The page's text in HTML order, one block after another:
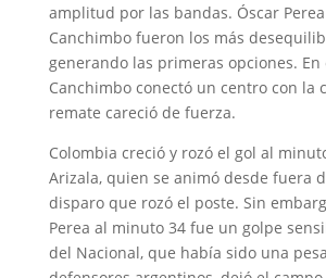
amplitud por las bandas. Óscar Perea
Canchimbo fueron los más
generando las primeras opciones.
Canchimbo conectó un centro con la
remate careció de fuerza.
Colombia creció y rozó el gol al
Arizala, quien se animó desde fuera
disparo que rozó el poste. Sin
Perea al minuto 34 fue un golpe
del Nacional, que había sido una